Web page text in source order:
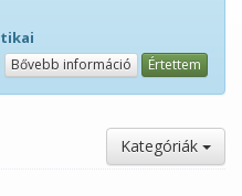
Bővebb információ Értettem
Kategóriák